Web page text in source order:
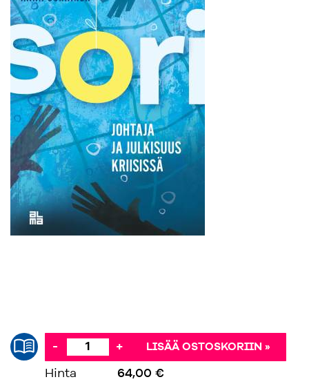
- + LISÄÄ OSTOSKORIIN »
Hinta
64,00 €